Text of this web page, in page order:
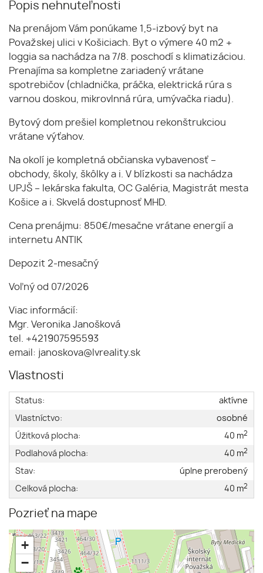
Popis nehnuteľnosti
Na prenájom Vám ponúkame 1,5-izbový byt na
Považskej ulici v Košiciach. Byt o výmere 40 m2 +
loggia sa nachádza na 7/8. poschodí s klimatizáciou.
Prenajíma sa kompletne zariadený vrátane
spotrebičov (chladnička, práčka, elektrická rúra s
varnou doskou, mikrovlnná rúra, umývačka riadu).
Bytový dom prešiel kompletnou rekonštrukciou
vrátane výťahov.
Na okolí je kompletná občianska vybavenosť –
obchody, školy, škôlky a i. V blízkosti sa nachádza
UPJŠ – lekárska fakulta, OC Galéria, Magistrát mesta
Košice a i. Skvelá dostupnosť MHD.
Cena prenájmu: 850€/mesačne vrátane energií a
internetu ANTIK
Depozit 2-mesačný
Voľný od 07/2026
Viac informácií:
Mgr. Veronika Janošková
tel. +421907595593
email: janoskova@lvreality.sk
Vlastnosti
Status:
aktívne
Vlastníctvo:
osobné
Úžitková plocha:
40 m2
Podlahová plocha: 40 m2
Stav:
úplne prerobený
Celková plocha:
40 m2
Pozrieť na mape
+
−